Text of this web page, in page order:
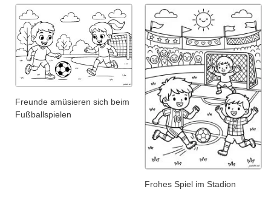
Freunde amüsieren sich beim
Fußballspielen
Frohes Spiel im Stadion